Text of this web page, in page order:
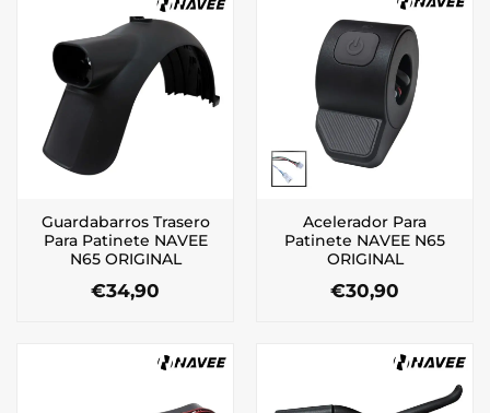
Guardabarros Trasero
Para Patinete NAVEE
N65 ORIGINAL
€34,90
Acelerador Para
Patinete NAVEE N65
ORIGINAL
€30,90